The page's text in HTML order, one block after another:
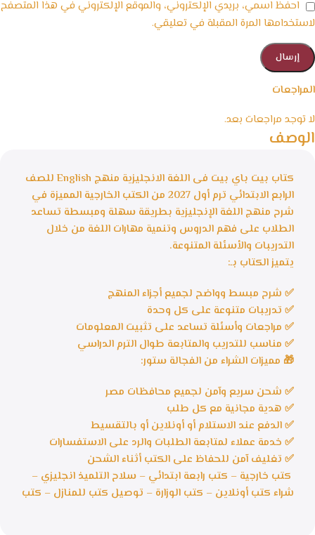
المراجعات
لا توجد مراجعات بعد.
احفظ اسمي، بريدي الإلكتروني، والموقع الإلكتروني في هذا المتصفح
لاستخدامها المرة المقبلة في تعليقي.
الوصف
كتاب بيت باي بيت فى اللغة الانجليزية منهج English للصف
الرابع الابتدائي ترم أول 2027 من الكتب الخارجية المميزة في
شرح منهج اللغة الإنجليزية بطريقة سهلة ومبسطة تساعد
الطلاب على فهم الدروس وتنمية مهارات اللغة من خلال
التدريبات والأسئلة المتنوعة.
يتميز الكتاب بـ:
✅ شرح مبسط وواضح لجميع أجزاء المنهج
✅ تدريبات متنوعة على كل وحدة
✅ مراجعات وأسئلة تساعد على تثبيت المعلومات
✅ مناسب للتدريب والمتابعة طوال الترم الدراسي
🎁 مميزات الشراء من الفجالة ستور:
✅ شحن سريع وآمن لجميع محافظات مصر
✅ هدية مجانية مع كل طلب
✅ الدفع عند الاستلام أو أونلاين أو بالتقسيط
✅ خدمة عملاء لمتابعة الطلبات والرد على الاستفسارات
✅ تغليف آمن للحفاظ على الكتب أثناء الشحن
كتب خارجية – كتب رابعة ابتدائي – سلاح التلميذ انجليزي –
شراء كتب أونلاين – كتب الوزارة – توصيل كتب للمنازل – كتب